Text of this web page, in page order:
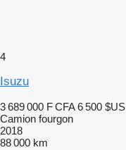
4
Isuzu
3 689 000 F CFA 6 500 $US
Camion fourgon
2018
88 000 km